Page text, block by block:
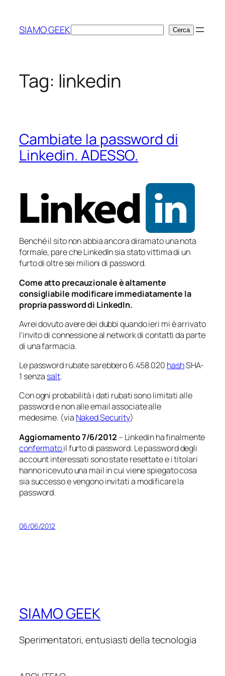
contenuto
SIAMO GEEKCerca Cerca
Tag: linkedin
Cambiate la password di
Linkedin. ADESSO.
Benché il sito non abbia ancora diramato una nota
formale, pare che LinkedIn sia stato vittima di un
furto di oltre sei milioni di password.
Come atto precauzionale è altamente
consigliabile modificare immediatamente la
propria password di LinkedIn.
Avrei dovuto avere dei dubbi quando ieri mi è arrivato
l’invito di connessione al network di contatti da parte
di una farmacia.
Le password rubate sarebbero 6.458.020 hashSHA-
1 senza salt.
Con ogni probabilità i dati rubati sono limitati alle
password e non alle email associate alle
medesime. (via Naked Security)
Aggiornamento 7/6/2012 – Linkedin ha finalmente
confermatoil furto di password. Le password degli
account interessati sono state resettate e i titolari
hanno ricevuto una mail in cui viene spiegato cosa
sia successo e vengono invitati a modificare la
password.
06/06/2012
SIAMO GEEK
Sperimentatori, entusiasti della tecnologia